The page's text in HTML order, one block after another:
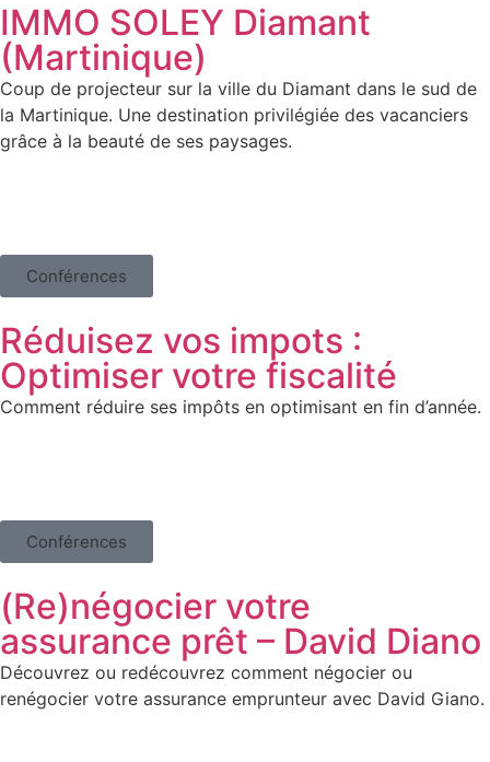
IMMO SOLEY Diamant
(Martinique)
Coup de projecteur sur la ville du Diamant dans le sud de
la Martinique. Une destination privilégiée des vacanciers
grâce à la beauté de ses paysages.
Conférences
Réduisez vos impots :
Optimiser votre fiscalité
Comment réduire ses impôts en optimisant en fin d’année.
Conférences
(Re)négocier votre
assurance prêt – David Diano
Découvrez ou redécouvrez comment négocier ou
renégocier votre assurance emprunteur avec David Giano.